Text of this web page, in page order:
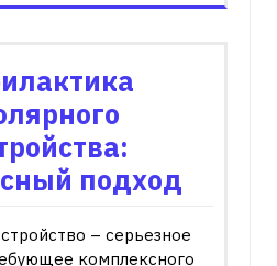
подход
– серьезное
комплексного